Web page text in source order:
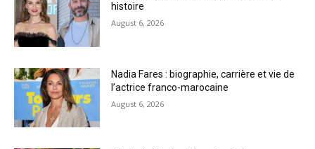
histoire
August 6, 2026
Nadia Fares : biographie, carrière et vie de
l’actrice franco-marocaine
August 6, 2026